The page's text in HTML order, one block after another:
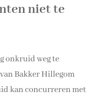
niet te
onkruid weg te
Bakker Hillegom
kan concurreren met